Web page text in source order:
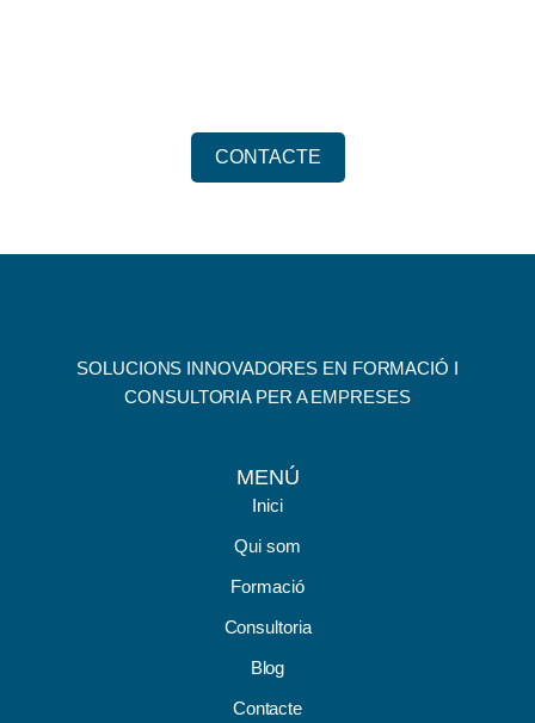
CONTACTE
SOLUCIONS INNOVADORES EN FORMACIÓ I
CONSULTORIA PER A EMPRESES
MENÚ
Inici
Qui som
Formació
Consultoria
Blog
Contacte